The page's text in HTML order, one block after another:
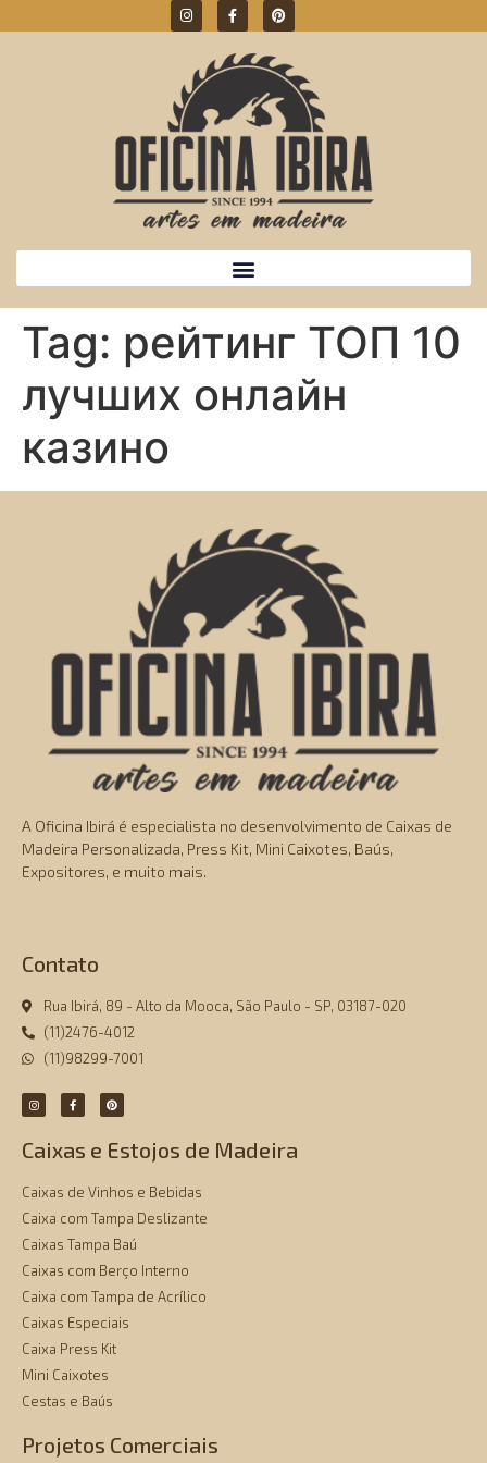
Tag: рейтинг ТОП 10
лучших онлайн
казино
A Oficina Ibirá é especialista no desenvolvimento de Caixas de
Madeira Personalizada, Press Kit, Mini Caixotes, Baús,
Expositores, e muito mais.
Contato
Rua Ibirá, 89 - Alto da Mooca, São Paulo - SP, 03187-020
(11)2476-4012
(11)98299-7001
Caixas e Estojos de Madeira
Caixas de Vinhos e Bebidas
Caixa com Tampa Deslizante
Caixas Tampa Baú
Caixas com Berço Interno
Caixa com Tampa de Acrílico
Caixas Especiais
Caixa Press Kit
Mini Caixotes
Cestas e Baús
Projetos Comerciais